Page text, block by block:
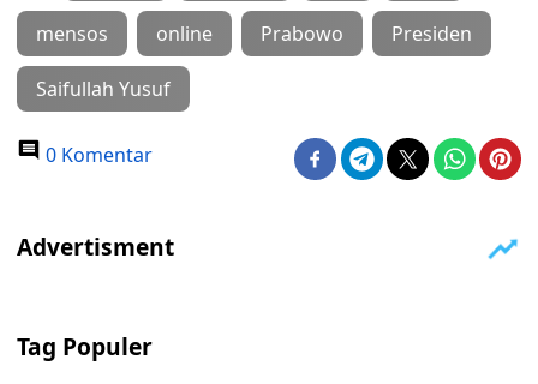
mensos online Prabowo Presiden
Saifullah Yusuf
0 Komentar
Tag Populer